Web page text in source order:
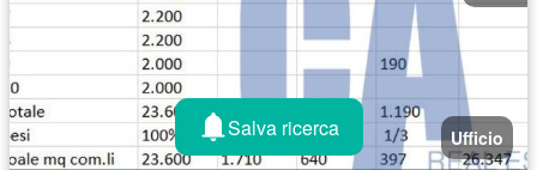
Ufficio
Salva ricerca